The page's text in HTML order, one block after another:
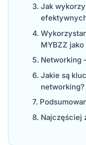
Jak
MYBZZ
Networking
Jakie są
networking?
Najczęściej